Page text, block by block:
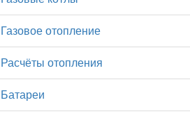
Газовое отопление
Расчёты отопления
Батареи